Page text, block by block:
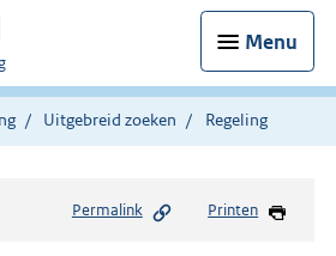
Menu
Uitgebreid zoeken Regeling
Permalink Printen